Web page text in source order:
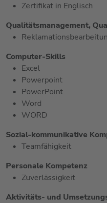
Zertifikat in Englisch
Qualitätsmanagement,
Computer-Skills
Excel
Powerpoint
PowerPoint
Word
WORD
Sozial-kommunikative
Teamfähigkeit
Personale Kompetenz
Zuverlässigkeit
Aktivitäts- und